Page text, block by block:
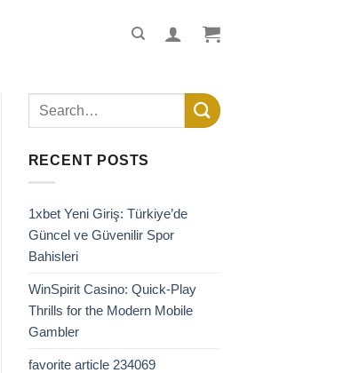
RECENT POSTS
1xbet Yeni Giriş: Türkiye’de
Güncel ve Güvenilir Spor
Bahisleri
WinSpirit Casino: Quick‑Play
Thrills for the Modern Mobile
Gambler
favorite article 234069